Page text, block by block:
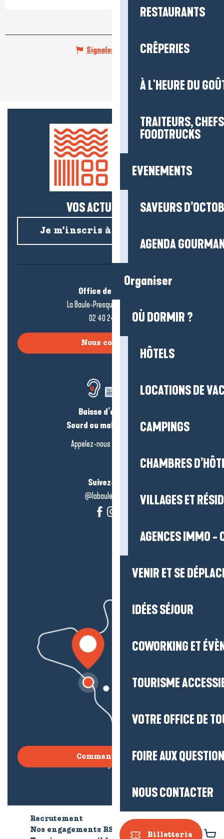
RESTAURANTS
CRÊPERIES
À L'HEURE DU
TRAITEURS,
FOODTRUCKS
EVENEMENTS
SAVEURS
AGENDA
Organiser
OÙ DORMIR ?
HÔTELS
LOCATIONS DE
CAMPINGS
CHAMBRES
VILLAGES ET
AGENCES IMMO -
VENIR ET SE
IDÉES SÉJOUR
COWORKING ET
TOURISME
VOTRE OFFICE DE
FOIRE AUX
NOUS CONTACTER
Billetterie
Signaler une erreur
VOS ACTUS SALÉES !
Je m’inscris à la newsletter
Office de tourisme
La Baule-Presqu’île de Guérande
02 40 24 34 44
Nous contacter
Baisse d’audition ?
Sourd ou malentendant ?
Appelez-nous en
Suivez-nous !
@labauleguérande
Comment venir ?
Recrutement
Qui sommes-nous ?
Nos engagements RSE